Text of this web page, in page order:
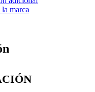
marca